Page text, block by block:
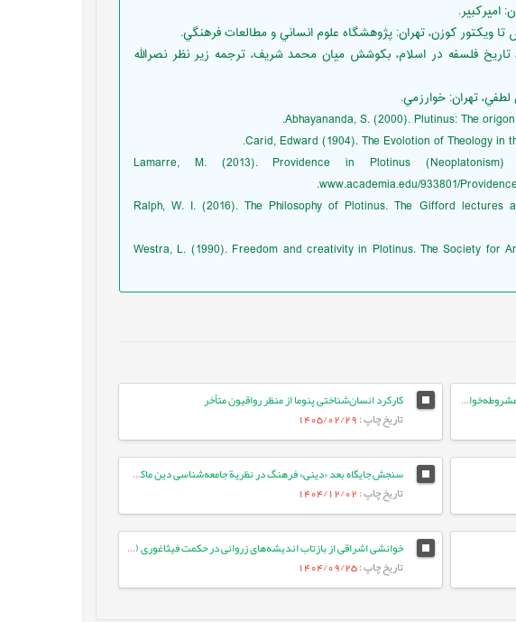
و سرياني»، تاريخ فلسفه در اسلام، بکوشش ميان محمد شريف، ترجمه زير نظر نصرالله
Abhayananda, S. (2000). Plutinus: The
Carid, Edward (1904). The Evolotion of Theology in
Lamarre, M. (2013). Providence in Plotinus
www.academia.edu/933801/
Ralph, W. I. (2016). The Philosophy of Plotinus. The Gifford lectures
Westra, L. (1990). Freedom and creativity in Plotinus. The Society for
تحلیل فلسفی تأثیر مبانی مدرنیته در اندیشه تربیتی مشروطه‌خواهان ایران
کارکرد انسان‌شناختی پنوما از منظر رواقیون متأخر
تاریخ چاپ: 1405/02/29
سنجش جایگاه بعد «دینی» فرهنگ در نظریة جامعه‌شناسی دین ماکس وبر
تاریخ چاپ: 1404/12/02
خوانشی اشراقی از بازتاب اندیشه‌های زروانی در حکمت فیثاغوری (مطالعه موردی: موقعیت کیهان‌شناسی فرکیدس)
تاریخ چاپ: 1404/09/25